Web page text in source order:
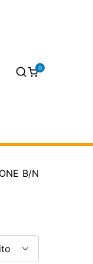
0
B/N